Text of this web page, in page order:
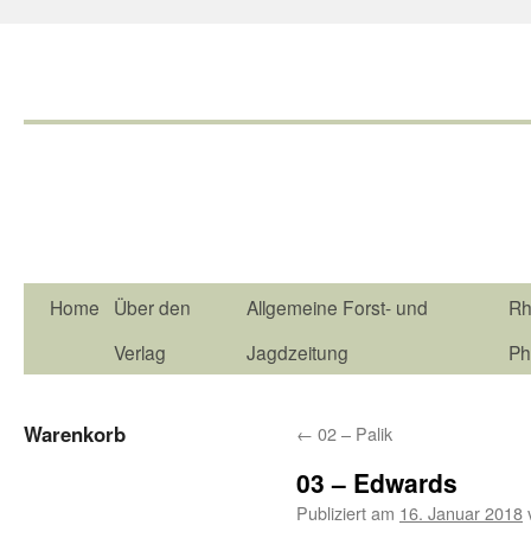
Home
Über den
Verlag
Allgemeine Forst- und
Jagdzeitung
← 02 – Palik
03 – Edwards
Publiziert am 16. Januar 2018
Warenkorb